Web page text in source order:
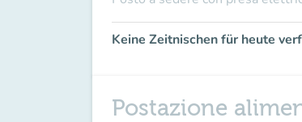
Keine Zeitnischen für heute
Postazione